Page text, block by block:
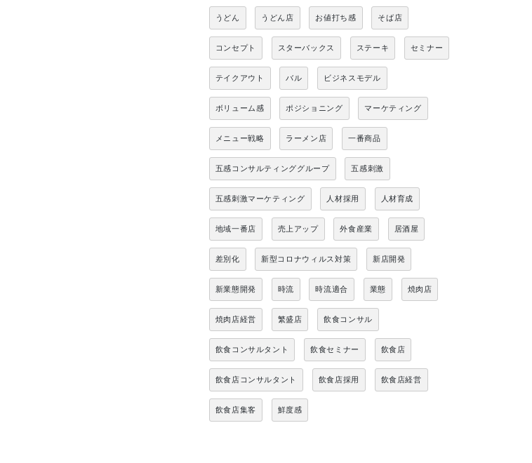
うどん うどん店 お値打ち感 そば店
コンセプト スターバックス ステーキ セミナー
テイクアウト バル ビジネスモデル
ボリューム感 ポジショニング マーケティング
メニュー戦略 ラーメン店 一番商品
五感コンサルティンググループ 五感刺激
五感刺激マーケティング 人材採用 人材育成
地域一番店 売上アップ 外食産業 居酒屋
差別化 新型コロナウィルス対策 新店開発
新業態開発 時流 時流適合 業態 焼肉店
焼肉店経営 繁盛店 飲食コンサル
飲食コンサルタント 飲食セミナー 飲食店
飲食店コンサルタント 飲食店採用 飲食店経営
飲食店集客 鮮度感